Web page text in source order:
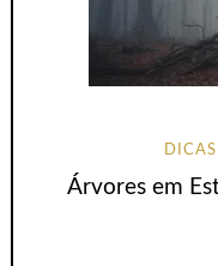
Árvores em